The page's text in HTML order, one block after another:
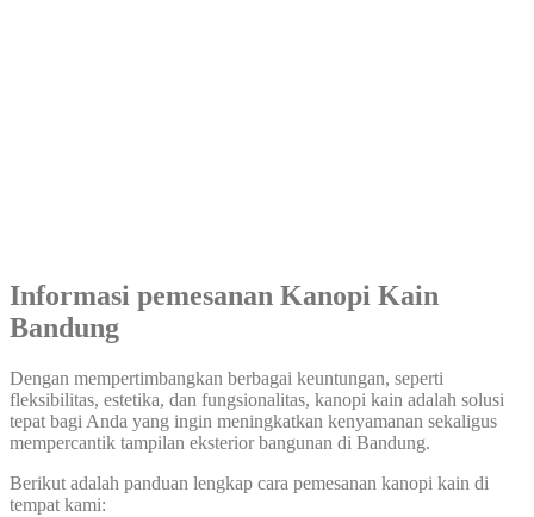
Informasi pemesanan Kanopi Kain
Bandung
Dengan mempertimbangkan berbagai keuntungan, seperti
fleksibilitas, estetika, dan fungsionalitas, kanopi kain adalah solusi
tepat bagi Anda yang ingin meningkatkan kenyamanan sekaligus
mempercantik tampilan eksterior bangunan di Bandung.
Berikut adalah panduan lengkap cara pemesanan kanopi kain di
tempat kami: